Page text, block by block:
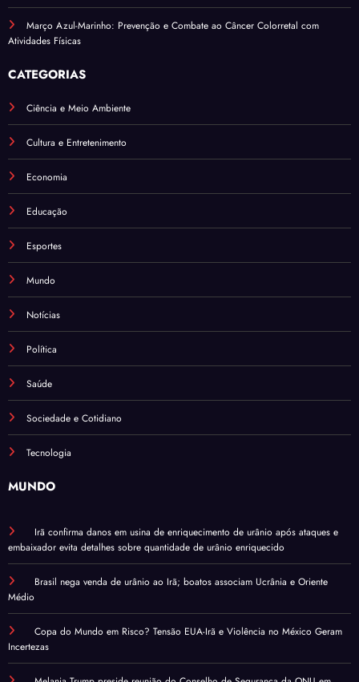
Março Azul-Marinho: Prevenção e Combate ao Câncer Colorretal com
Atividades Físicas
CATEGORIAS
Ciência e Meio Ambiente
Cultura e Entretenimento
Economia
Educação
Esportes
Mundo
Notícias
Política
Saúde
Sociedade e Cotidiano
Tecnologia
MUNDO
Irã confirma danos em usina de enriquecimento de urânio após ataques e
embaixador evita detalhes sobre quantidade de urânio enriquecido
Brasil nega venda de urânio ao Irã; boatos associam Ucrânia e Oriente
Médio
Copa do Mundo em Risco? Tensão EUA-Irã e Violência no México Geram
Incertezas